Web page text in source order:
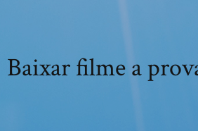
Baixar filme a